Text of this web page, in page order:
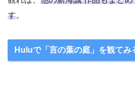
す。
Huluで「言の葉の庭」を観てみ